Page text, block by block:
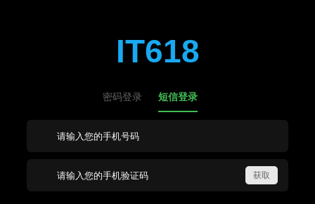
IT618
密码登录 短信登录